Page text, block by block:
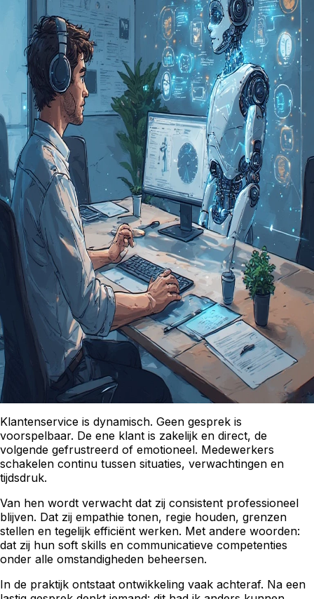
Klantenservice is dynamisch. Geen gesprek is
voorspelbaar. De ene klant is zakelijk en direct, de
volgende gefrustreerd of emotioneel. Medewerkers
schakelen continu tussen situaties, verwachtingen en
tijdsdruk.
Van hen wordt verwacht dat zij consistent professioneel
blijven. Dat zij empathie tonen, regie houden, grenzen
stellen en tegelijk efficiënt werken. Met andere woorden:
dat zij hun soft skills en communicatieve competenties
onder alle omstandigheden beheersen.
In de praktijk ontstaat ontwikkeling vaak achteraf. Na een